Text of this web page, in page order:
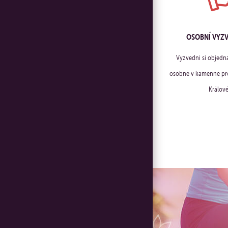
OSOBNÍ
Vyzvedni si
osobně v kamenné